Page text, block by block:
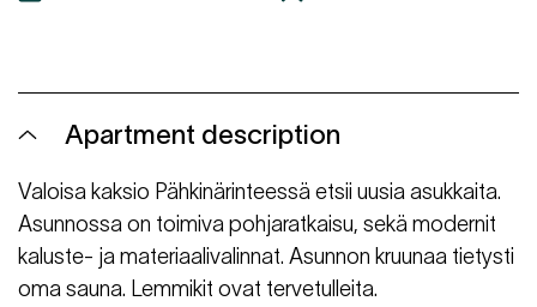
Apartment description
Valoisa kaksio Pähkinärinteessä etsii uusia asukkaita.
Asunnossa on toimiva pohjaratkaisu, sekä modernit
kaluste- ja materiaalivalinnat. Asunnon kruunaa tietysti
oma sauna. Lemmikit ovat tervetulleita.